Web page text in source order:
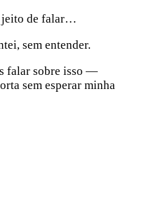
jeito de falar…
sem entender.
falar sobre isso —
sem esperar minha